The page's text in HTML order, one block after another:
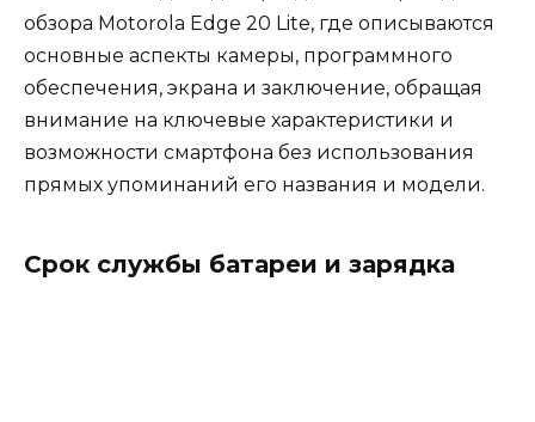
обзора Motorola Edge 20 Lite, где описываются
основные аспекты камеры, программного
обеспечения, экрана и заключение, обращая
внимание на ключевые характеристики и
возможности смартфона без использования
прямых упоминаний его названия и модели.
Срок службы батареи и зарядка